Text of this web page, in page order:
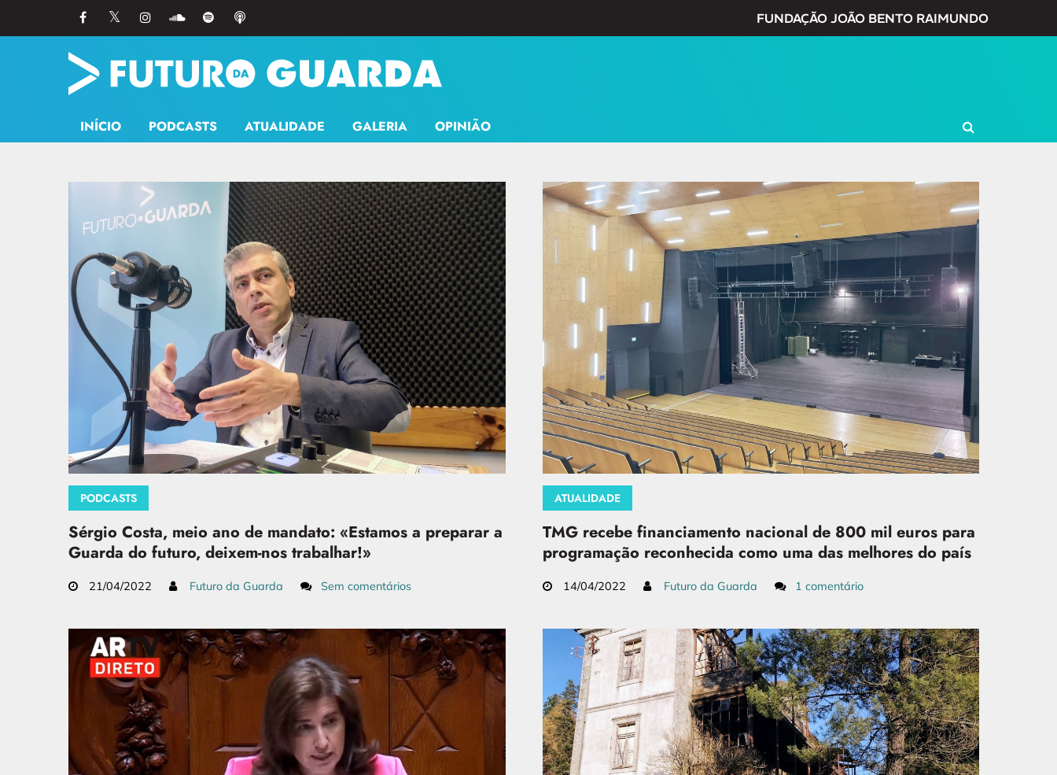
FUNDAÇÃO JOÃO BENTO RAIMUNDO
INÍCIO PODCASTS ATUALIDADE GALERIA OPINIÃO
PODCASTS
Sérgio Costa, meio ano de mandato: «Estamos a preparar a
Guarda do futuro, deixem-nos trabalhar!»
21/04/2022 Futuro da Guarda Sem comentários
ATUALIDADE
TMG recebe financiamento nacional de 800 mil euros para
programação reconhecida como uma das melhores do país
14/04/2022 Futuro da Guarda 1 comentário